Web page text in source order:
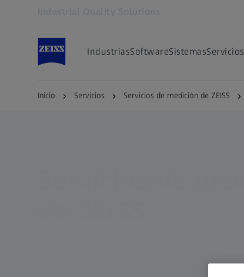
IndustriasSoftwareSistemasServicios
Inicio Servicios Servicios de medición de ZEISS